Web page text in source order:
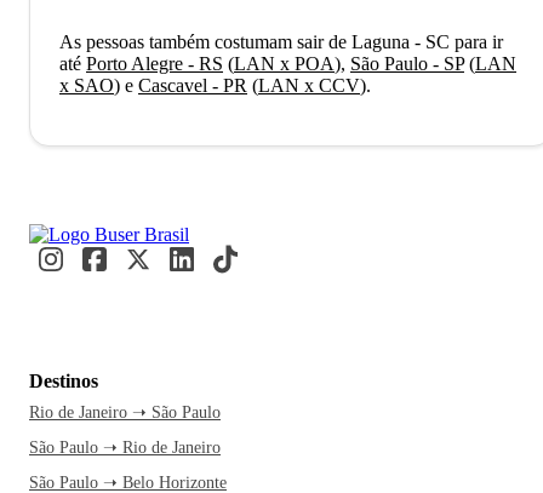
As pessoas também costumam sair de Laguna - SC para ir
até Porto Alegre - RS (LAN x POA), São Paulo - SP(LAN
x SAO) e Cascavel - PR (LAN x CCV).
Destinos
Rio de Janeiro ➝ São Paulo
São Paulo ➝ Rio de Janeiro
São Paulo ➝ Belo Horizonte